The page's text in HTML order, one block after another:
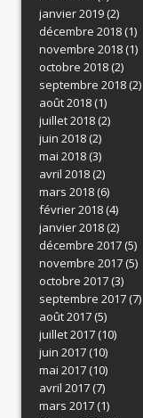
janvier 2019(2)
décembre 2018(1)
novembre 2018(1)
octobre 2018(2)
septembre 2018(2)
août 2018(1)
juillet 2018(2)
juin 2018(2)
mai 2018(3)
avril 2018(2)
mars 2018(6)
février 2018(4)
janvier 2018(2)
décembre 2017(5)
novembre 2017(5)
octobre 2017(3)
septembre 2017(7)
août 2017(5)
juillet 2017(10)
juin 2017(10)
mai 2017(10)
avril 2017(7)
mars 2017(1)